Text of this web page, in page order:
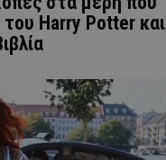
Harry Potter και